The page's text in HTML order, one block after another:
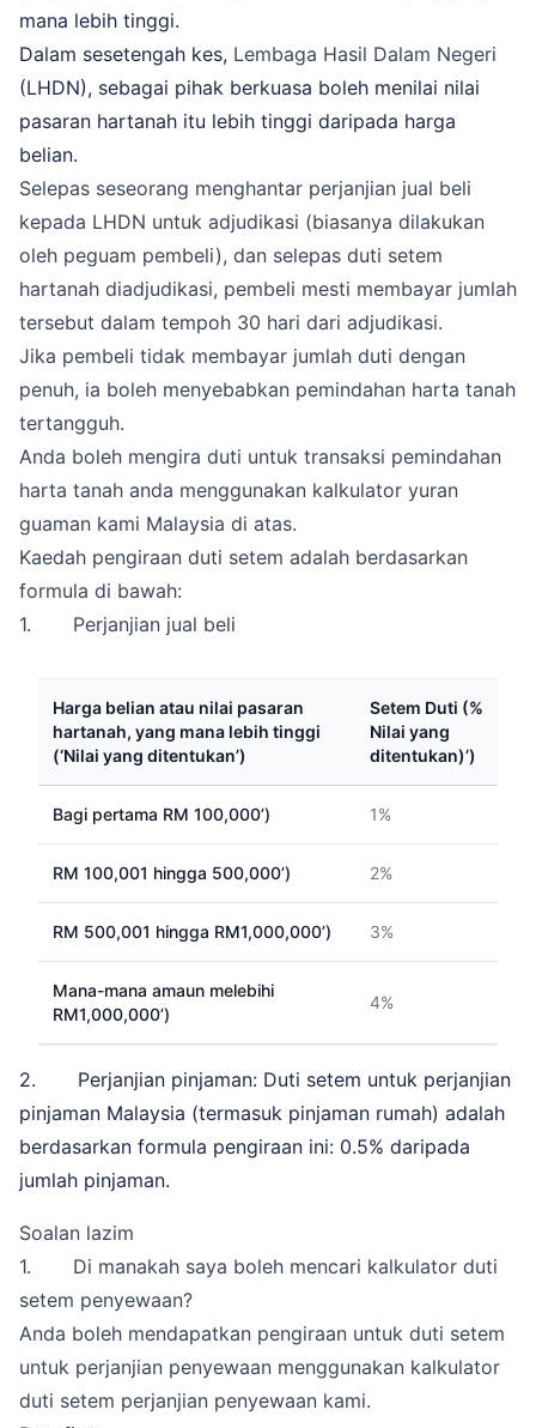
mana lebih tinggi.
Dalam sesetengah kes, Lembaga Hasil Dalam Negeri
(LHDN), sebagai pihak berkuasa boleh menilai nilai
pasaran hartanah itu lebih tinggi daripada harga
belian.
Selepas seseorang menghantar perjanjian jual beli
kepada LHDN untuk adjudikasi (biasanya dilakukan
oleh peguam pembeli), dan selepas duti setem
hartanah diadjudikasi, pembeli mesti membayar jumlah
tersebut dalam tempoh 30 hari dari adjudikasi.
Jika pembeli tidak membayar jumlah duti dengan
penuh, ia boleh menyebabkan pemindahan harta tanah
tertangguh.
Anda boleh mengira duti untuk transaksi pemindahan
harta tanah anda menggunakan kalkulator yuran
guaman kami Malaysia di atas.
Kaedah pengiraan duti setem adalah berdasarkan
formula di bawah:
1. Perjanjian jual beli
Harga belian atau nilai pasaran
hartanah, yang mana lebih tinggi
(‘Nilai yang ditentukan’)
Setem Duti (%
Nilai yang
ditentukan)’)
Bagi pertama RM 100,000’) 1%
RM 100,001 hingga 500,000’) 2%
RM 500,001 hingga RM1,000,000’) 3%
Mana-mana amaun melebihi
RM1,000,000’)
4%
2. Perjanjian pinjaman: Duti setem untuk perjanjian
pinjaman Malaysia (termasuk pinjaman rumah) adalah
berdasarkan formula pengiraan ini: 0.5% daripada
jumlah pinjaman.
Soalan lazim
1. Di manakah saya boleh mencari kalkulator duti
setem penyewaan?
Anda boleh mendapatkan pengiraan untuk duti setem
untuk perjanjian penyewaan menggunakan kalkulator
duti setem perjanjian penyewaan kami.